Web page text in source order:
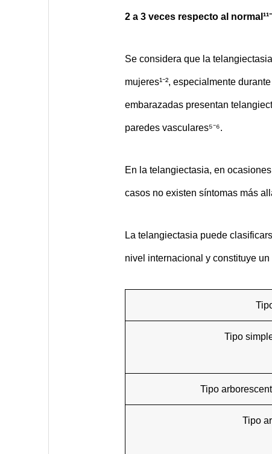
2 a 3 veces respecto al
Se considera que la
mujeres¹⁻², especialmente
embarazadas presentan
paredes vasculares⁵⁻⁶.
En la telangiectasia, en
casos no existen síntomas más
La telangiectasia puede
nivel internacional y constituye un
Tipo
Tipo
Tipo